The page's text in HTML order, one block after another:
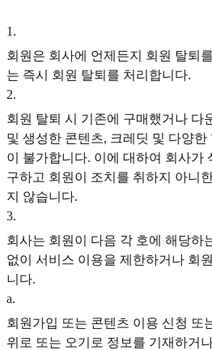
1 .
회원은 회사에 언제든지 회원 탈퇴
는 즉시 회원 탈퇴를 처리합니다.
2.
회원 탈퇴 시 기존에 구매했거나 다
및 생성한 콘텐츠, 크레딧 및 다양
이 불가합니다. 이에 대하여 회사가
구하고 회원이 조치를 취하지 아니
지 않습니다.
3.
회사는 회원이 다음 각 호에 해당하
없이 서비스 이용을 제한하거나 회
니다.
a.
회원가입 또는 콘텐츠 이용 신청 또
위로 또는 오기로 정보를 기재하거